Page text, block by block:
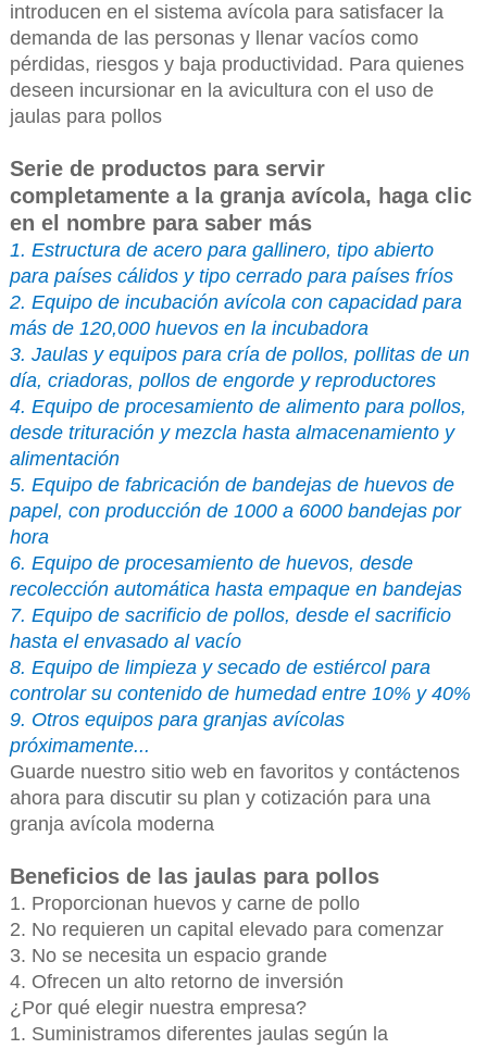
introducen en el sistema avícola para satisfacer la
demanda de las personas y llenar vacíos como
pérdidas, riesgos y baja productividad. Para quienes
deseen incursionar en la avicultura con el uso de
jaulas para pollos
Serie de productos para servir
completamente a la granja avícola, haga clic
en el nombre para saber más
1. Estructura de acero para gallinero, tipo abierto
para países cálidos y tipo cerrado para países fríos
2. Equipo de incubación avícola con capacidad para
más de 120,000 huevos en la incubadora
3. Jaulas y equipos para cría de pollos, pollitas de un
día, criadoras, pollos de engorde y reproductores
4. Equipo de procesamiento de alimento para pollos,
desde trituración y mezcla hasta almacenamiento y
alimentación
5. Equipo de fabricación de bandejas de huevos de
papel, con producción de 1000 a 6000 bandejas por
hora
6. Equipo de procesamiento de huevos, desde
recolección automática hasta empaque en bandejas
7. Equipo de sacrificio de pollos, desde el sacrificio
hasta el envasado al vacío
8. Equipo de limpieza y secado de estiércol para
controlar su contenido de humedad entre 10% y 40%
9. Otros equipos para granjas avícolas
próximamente...
Guarde nuestro sitio web en favoritos y contáctenos
ahora para discutir su plan y cotización para una
granja avícola moderna
Beneficios de las jaulas para pollos
1. Proporcionan huevos y carne de pollo
2. No requieren un capital elevado para comenzar
3. No se necesita un espacio grande
4. Ofrecen un alto retorno de inversión
¿Por qué elegir nuestra empresa?
1. Suministramos diferentes jaulas según la